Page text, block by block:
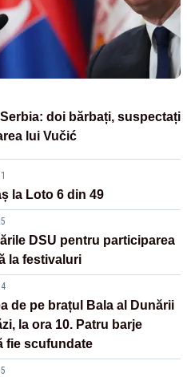
doi bărbați, suspectați
lui Vučić
la Loto 6 din 49
DSU pentru participarea
la festivaluri
de pe brațul Bala al Dunării
la ora 10. Patru barje
fie scufundate